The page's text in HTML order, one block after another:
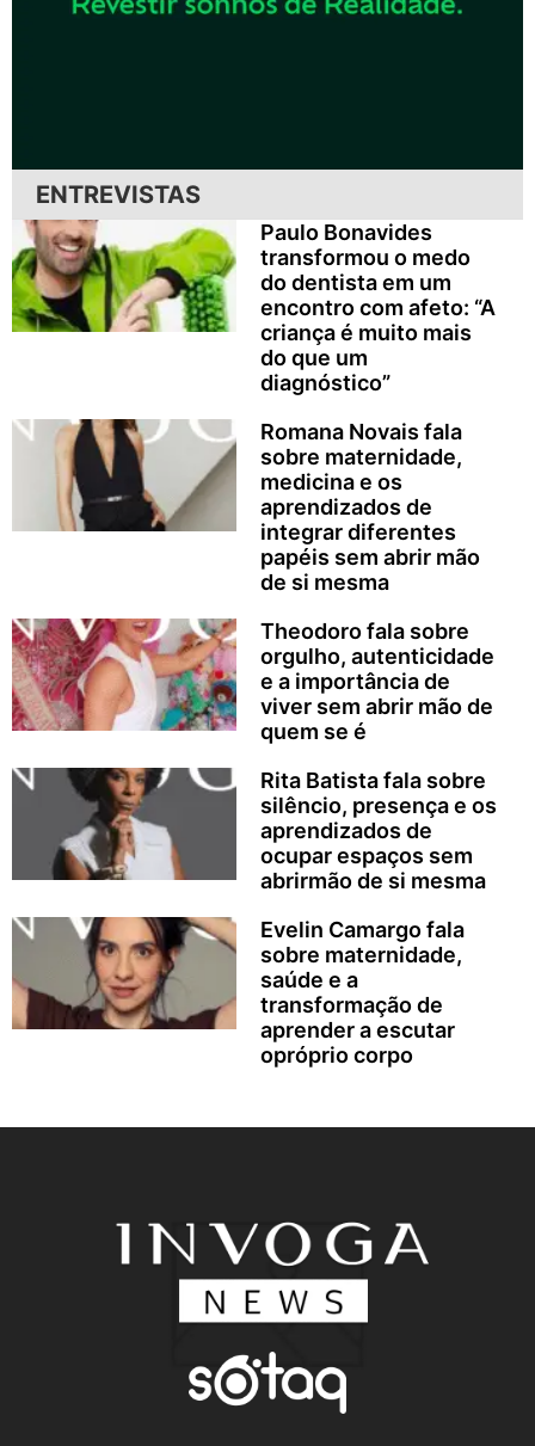
ENTREVISTAS
Paulo Bonavides
transformou o medo
do dentista em um
encontro com afeto: “A
criança é muito mais
do que um
diagnóstico”
Romana Novais fala
sobre maternidade,
medicina e os
aprendizados de
integrar diferentes
papéis sem abrir mão
de si mesma
Theodoro fala sobre
orgulho, autenticidade
e a importância de
viver sem abrir mão de
quem se é
Rita Batista fala sobre
silêncio, presença e os
aprendizados de
ocupar espaços sem
abrirmão de si mesma
Evelin Camargo fala
sobre maternidade,
saúde e a
transformação de
aprender a escutar
opróprio corpo